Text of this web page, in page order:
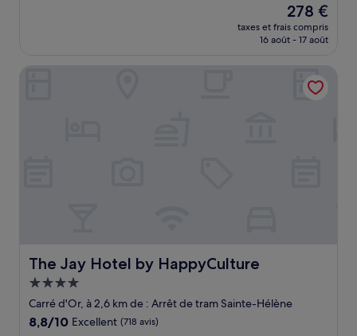
Le
nouveau
prix
de
278 €
278 €
taxes et frais compris
16 août - 17 août
The Jay Hotel by HappyCulture
The Jay Hotel by HappyCulture
Hébergement
4.0 étoiles
Carré d'Or, à 2,6 km de : Arrêt de tram Sainte-Hélène
8.8
8,8/10 Excellent (718 avis)